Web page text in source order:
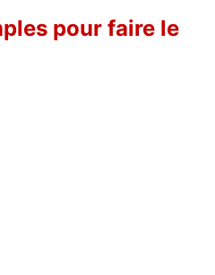
pour faire le